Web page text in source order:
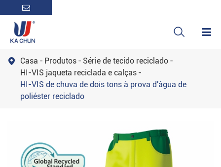

 Casa Produtos
Série de tecido reciclado
HI-VIS jaqueta reciclada e calças
HI-VIS de chuva de dois tons à prova d'água de
poliéster reciclado